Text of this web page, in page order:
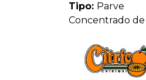
Tipo: Parve
Concentrado